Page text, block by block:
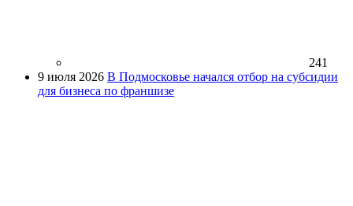
241
9 июля 2026 В Подмосковье начался отбор на субсидии
для бизнеса по франшизе